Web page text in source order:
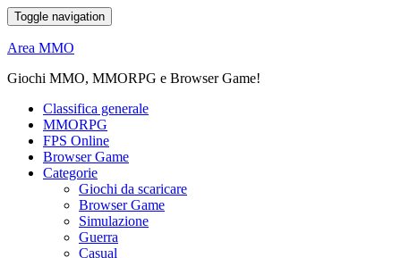
Toggle navigation
Area MMO
Giochi MMO, MMORPG e Browser Game!
Classifica generale
MMORPG
FPS Online
Browser Game
Categorie
Giochi da scaricare
Browser Game
Simulazione
Guerra
Casual